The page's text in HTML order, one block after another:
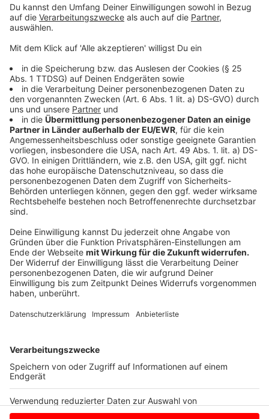
liegen sie in einem Nest. Während sie drauf warten
endlich gefunden zu werden, rücken sie sich immer
auf die... Eier.
Die Folgen zum Nachhören gibt esHIER
Anzeige
"Hin & Weg" - die besten Ausflugtipps an
Ostern
Anzeige
einen Ausflug macht. Unsere Reporterinnen und
Reporter sind wieder unterwegs und sammeln für euch
diebesten Ziele in und rund um NRW.
Anzeige
Anzeige